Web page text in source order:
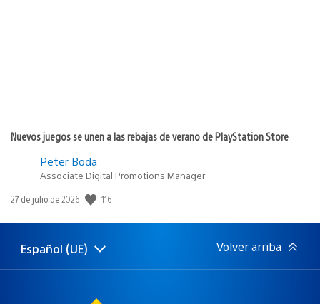
Nuevos juegos se unen a las rebajas de verano de PlayStation Store
Peter Boda
Associate Digital Promotions Manager
Fecha
publicación:
27 de julio de 2026 116
Selecciona
una
Región
actual:
Español (UE) Volver arriba